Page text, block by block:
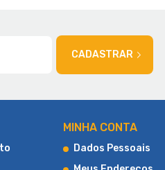
CADASTRAR
MINHA CONTA
Dados Pessoais